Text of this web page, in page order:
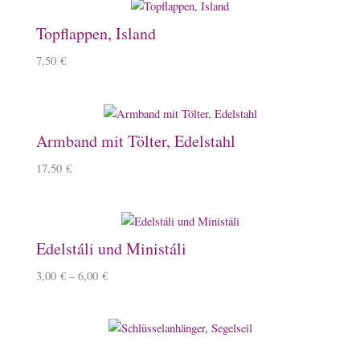
Topflappen, Island
7,50 €
Armband mit Tölter, Edelstahl
17,50 €
Edelstáli und Ministáli
3,00 € –6,00 €